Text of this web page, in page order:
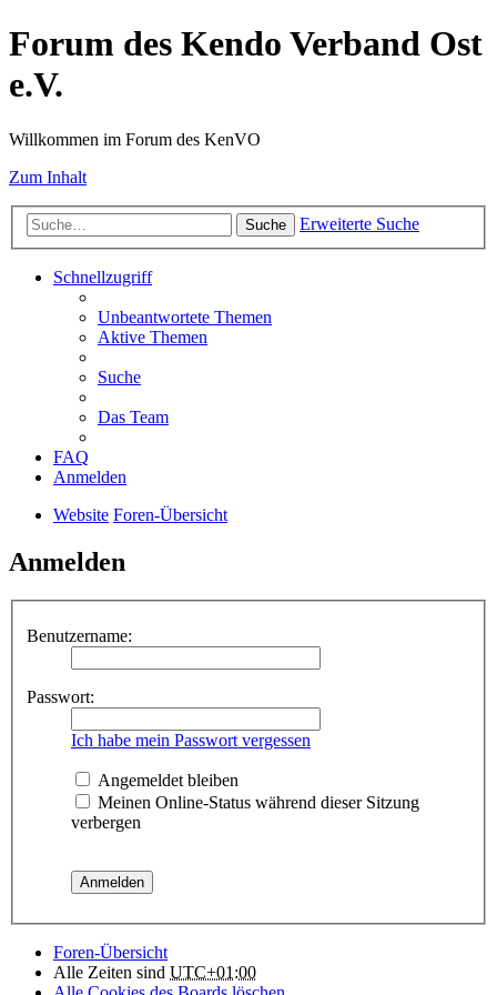
Forum des Kendo Verband Ost
e.V.
Willkommen im Forum des KenVO
Zum Inhalt
Suche Erweiterte Suche
Schnellzugriff
Unbeantwortete Themen
Aktive Themen
Suche
Das Team
FAQ
Anmelden
Website Foren-Übersicht
Anmelden
Benutzername:
Passwort:
Ich habe mein Passwort vergessen
Angemeldet bleiben
Meinen Online-Status während dieser Sitzung
verbergen
Foren-Übersicht
Alle Zeiten sind UTC+01:00